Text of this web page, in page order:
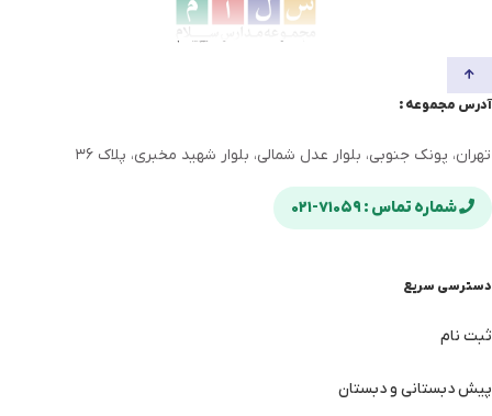
آدرس مجموعه :
تهران، پونک جنوبی، بلوار عدل شمالی، بلوار شهید مخبری، پلاک ۳۶
شماره تماس : ۷۱۰۵۹-۰۲۱
دسترسی سریع
ثبت نام
پیش دبستانی و دبستان